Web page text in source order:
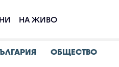
НА ЖИВО
ОБЩЕСТВО